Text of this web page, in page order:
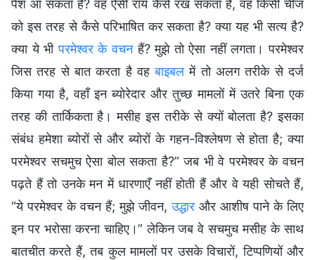
पेश आ सकता है? वह ऐसी राय कैसे रख सकता है, वह किसी चीज
को इस तरह से कैसे परिभाषित कर सकता है? क्या यह भी सत्य है?
क्या ये भीपरमेश्वर के वचनहैं? मुझे तो ऐसा नहीं लगता। परमेश्वर
जिस तरह से बात करता है वहबाइबल में तो अलग तरीके से दर्ज
किया गया है, वहाँ इन ब्योरेदार और तुच्छ मामलों में उतरे बिना एक
तरह की तार्किकता है। मसीह इस तरीके से क्यों बोलता है? इसका
संबंध हमेशा ब्योरों से और ब्योरों के गहन-विश्लेषण से होता है; क्या
परमेश्वर सचमुच ऐसा बोल सकता है?” जब भी वे परमेश्वर के वचन
पढ़ते हैं तो उनके मन में धारणाएँ नहीं होती हैं और वे यही सोचते हैं,
“ये परमेश्वर के वचन हैं; मुझे जीवन,उद्धार और आशीष पाने के लिए
इन पर भरोसा करना चाहिए।” लेकिन जब वे सचमुच मसीह के साथ
बातचीत करते हैं, तब कुल मामलों पर उसके विचारों, टिप्पणियों और